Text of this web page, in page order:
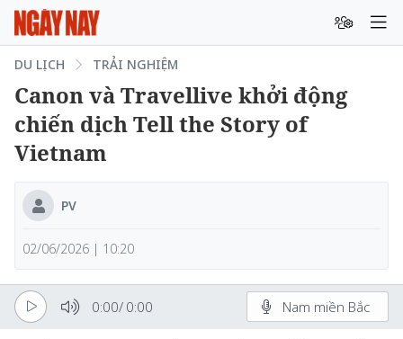
DU LỊCH TRẢI NGHIỆM
Canon và Travellive khởi động
chiến dịch Tell the Story of
Vietnam
PV
02/06/2026 | 10:20
0:00/ 0:00 Nam miền Bắc